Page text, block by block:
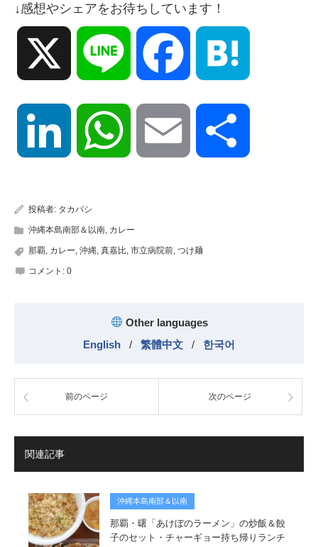
↓感想やシェアをお待ちしています！
Line Facebook
LinkedIn WhatsApp Email
投稿者: タカバシ
沖縄本島南部＆以南 カレー
那覇 カレー 沖縄 真嘉比 市立病院前 つけ麺
コメント: 0
Other languages
English
/ 繁體中文 / 한국어
前のページ 次のページ
関連記事
沖縄本島南部＆以南
那覇・曙「あけぼのラーメン」の炒飯＆餃
子のセット・チャーギョー持ち帰りランチ